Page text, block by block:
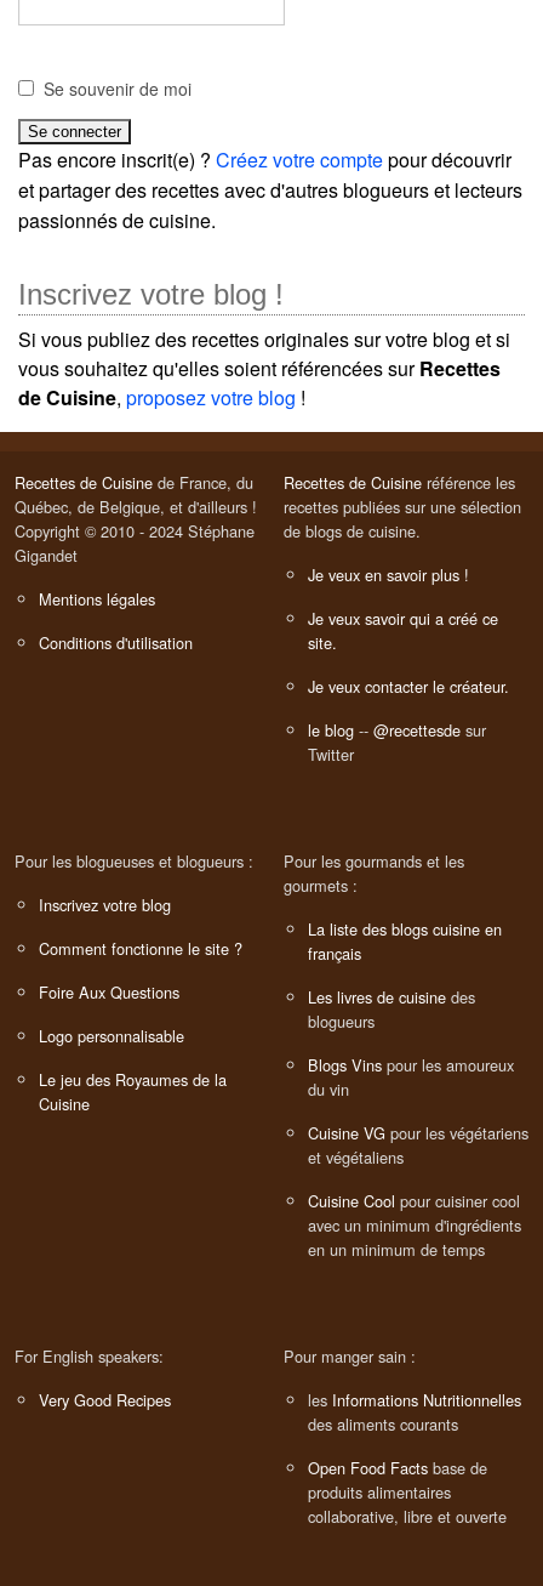
Se souvenir de moi
Pas encore inscrit(e) ? Créez votre comptepour découvrir
et partager des recettes avec d'autres blogueurs et lecteurs
passionnés de cuisine.
Inscrivez votre blog !
Si vous publiez des recettes originales sur votre blog et si
vous souhaitez qu'elles soient référencées surRecettes
de Cuisine, proposez votre blog !
Recettes de Cuisine de France, du
Québec, de Belgique, et d'ailleurs !
Copyright © 2010 - 2024 Stéphane
Gigandet
Mentions légales
Conditions d'utilisation
Recettes de Cuisine référence les
recettes publiées sur une sélection
de blogs de cuisine.
Je veux en savoir plus !
Je veux savoir qui a créé ce
site.
Je veux contacter le créateur.
le blog -- @recettesde sur
Twitter
Pour les blogueuses et blogueurs :
Inscrivez votre blog
Comment fonctionne le site ?
Foire Aux Questions
Logo personnalisable
Le jeu des Royaumes de la
Cuisine
Pour les gourmands et les
gourmets :
La liste des blogs cuisine en
français
Les livres de cuisine des
blogueurs
Blogs Vins pour les amoureux
du vin
Cuisine VG pour les végétariens
et végétaliens
Cuisine Cool pour cuisiner cool
avec un minimum d'ingrédients
en un minimum de temps
For English speakers:
Very Good Recipes
Pour manger sain :
les Informations Nutritionnelles
des aliments courants
Open Food Facts base de
produits alimentaires
collaborative, libre et ouverte